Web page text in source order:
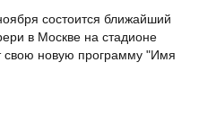
состоится ближайший
в Москве на стадионе
свою новую программу "Имя